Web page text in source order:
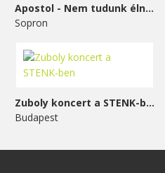
Apostol - Nem tudunk élni...
Sopron
Zuboly koncert a STENK-ben
Budapest